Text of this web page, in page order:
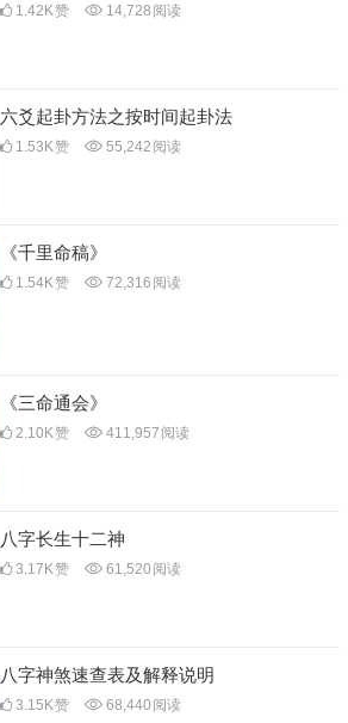
1.42K赞 14,728 阅读
六爻起卦方法之按时间起卦法
1.53K赞 55,242 阅读
《千里命稿》
1.54K赞 72,316 阅读
《三命通会》
2.10K赞 411,957 阅读
八字长生十二神
3.17K赞 61,520 阅读
八字神煞速查表及解释说明
3.15K赞 68,440 阅读